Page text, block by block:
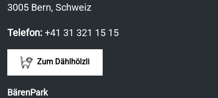
3005 Bern, Schweiz
Telefon: +41 31 321 15 15
Zum Dählhölzli
BärenPark